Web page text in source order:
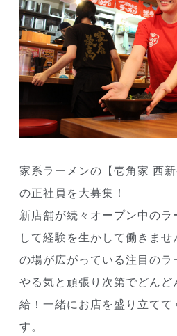
家系ラーメンの【壱角家 西
の正社員を大募集！
新店舗が続々オープン中のラ
して経験を生かして働きま
の場が広がっている注目のラ
やる気と頑張り次第でどんど
給！一緒にお店を盛り立てて
す。